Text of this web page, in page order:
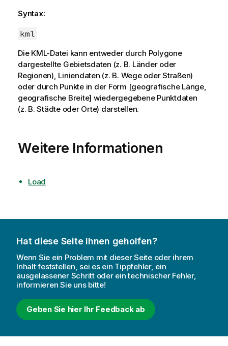
Syntax:
kml
Die KML-Datei kann entweder durch Polygone
dargestellte Gebietsdaten (z. B. Länder oder
Regionen), Liniendaten (z. B. Wege oder Straßen)
oder durch Punkte in der Form [geografische Länge,
geografische Breite] wiedergegebene Punktdaten
(z. B. Städte oder Orte) darstellen.
Weitere Informationen
Load
Hat diese Seite Ihnen geholfen?
Wenn Sie ein Problem mit dieser Seite oder ihrem
Inhalt feststellen, sei es ein Tippfehler, ein
ausgelassener Schritt oder ein technischer Fehler,
informieren Sie uns bitte!
Geben Sie hier Ihr Feedback ab